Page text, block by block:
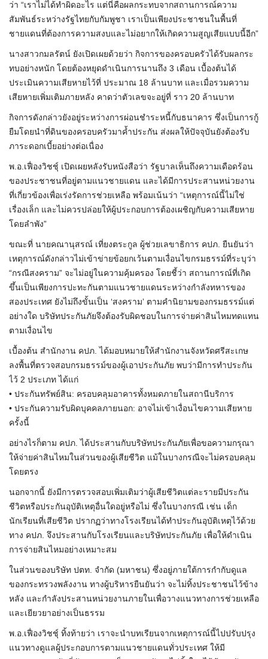
ว่า “เราไม่ได้ทำผิดอะไร แต่นี่คือผลกระทบจากสถานการณ์ความ
สัมพันธ์ระหว่างรัฐไทยกับกัมพูชา เราเป็นเพียงประชาชนในพื้นที่
ชายแดนที่ต้องการความสงบและไม่อยากให้เกิดความสูญเสียแบบนี้อีก”
นางสาวกมลรัตน์ ยังเปิดเผยด้วยว่า กิจการของครอบครัวได้รับผลกระ
ทบอย่างหนัก โดยต้องหยุดดำเนินการนานถึง 3 เดือน เบื้องต้นได้
ประเมินความเสียหายไว้ที่ ประมาณ 18 ล้านบาท และเมื่อรวมความ
เสียหายเพิ่มเติมภายหลัง คาดว่าตัวเลขจะอยู่ที่ ราว 20 ล้านบาท
กิจการดังกล่าวยังอยู่ระหว่างการผ่อนชำระหนี้กับธนาคาร ซึ่งเป็นการกู้
ยืมโดยนำที่ดินของครอบครัวมาค้ำประกัน ส่งผลให้ปัจจุบันยังต้องรับ
ภาระดอกเบี้ยอย่างต่อเนื่อง
พ.อ.เฟื่องวิชชุ์ เปิดเผยหลังรับหนังสือว่า รัฐบาลเห็นถึงความเดือดร้อน
ของประชาชนที่อยู่ตามแนวชายแดน และได้มีการประสานหน่วยงาน
ที่เกี่ยวข้องเพื่อเร่งรัดการช่วยเหลือ พร้อมเน้นว่า “เหตุการณ์นี้ไม่ใช่
เรื่องเล็ก และไม่ควรปล่อยให้ผู้ประกอบการต้องเผชิญกับความเสียหาย
โดยลำพัง”
ขณะที่ นายคณานุสรณ์ เที่ยงตระกูล ผู้ช่วยเลขาธิการ คปภ. ยืนยันว่า
เหตุการณ์ดังกล่าวไม่เข้าข่ายข้อยกเว้นตามเงื่อนไขกรมธรรม์ที่ระบุว่า
“กรณีสงคราม” จะไม่อยู่ในความคุ้มครอง โดยชี้ว่า สถานการณ์ที่เกิด
ขึ้นเป็นเพียงการปะทะกันตามแนวชายแดนระหว่างกำลังทหารของ
สองประเทศ ยังไม่ถึงขั้นเป็น ‘สงคราม’ ตามคำนิยามของกรมธรรม์แต่
อย่างใด บริษัทประกันภัยจึงต้องรับผิดชอบในการจ่ายค่าสินไหมทดแทน
ตามเงื่อนไข
เบื้องต้น สำนักงาน คปภ. ได้มอบหมายให้สำนักงานจังหวัดศรีสะเกษ
ลงพื้นที่ตรวจสอบกรมธรรม์ของผู้เอาประกันภัย พบว่ามีการทำประกัน
ไว้ 2 ประเภท ได้แก่
• ประกันทรัพย์สิน: ครอบคลุมอาคารทั้งหมดภายในสถานีบริการ
• ประกันความรับผิดบุคคลภายนอก: อาจไม่เข้าเงื่อนไขความเสียหาย
ครั้งนี้
อย่างไรก็ตาม คปภ. ได้ประสานกับบริษัทประกันภัยเพื่อขอความกรุณา
ให้จ่ายค่าสินไหมในส่วนของผู้เสียชีวิต แม้ในบางกรณีจะไม่ครอบคลุม
โดยตรง
นอกจากนี้ ยังมีการตรวจสอบเพิ่มเติมว่าผู้เสียชีวิตแต่ละรายมีประกัน
ชีวิตหรือประกันอุบัติเหตุอื่นใดอยู่หรือไม่ ซึ่งในบางกรณี เช่น เด็ก
นักเรียนที่เสียชีวิต ปรากฏว่าทางโรงเรียนได้ทำประกันอุบัติเหตุไว้ด้วย
ทาง คปภ. จึงประสานกับโรงเรียนและบริษัทประกันภัย เพื่อให้ดำเนิน
การจ่ายสินไหมอย่างเหมาะสม
ในส่วนของบริษัท ปตท. จำกัด (มหาชน) ซึ่งอยู่ภายใต้การกำกับดูแล
ของกระทรวงพลังงาน ทางผู้บริหารยืนยันว่า จะไม่ทิ้งประชาชนไว้ข้าง
หลัง และกำลังประสานหน่วยงานภายในเพื่อวางแนวทางการช่วยเหลือ
และเยียวยาอย่างเป็นธรรม
พ.อ.เฟื่องวิชชุ์ ทิ้งท้ายว่า เราจะนำบทเรียนจากเหตุการณ์นี้ไปปรับปรุง
แนวทางดูแลผู้ประกอบการตามแนวชายแดนทั่วประเทศ ให้มี